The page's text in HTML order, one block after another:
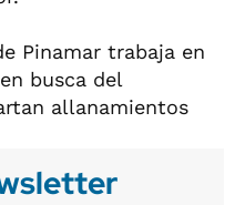
Pinamar trabaja en
busca del
allanamientos